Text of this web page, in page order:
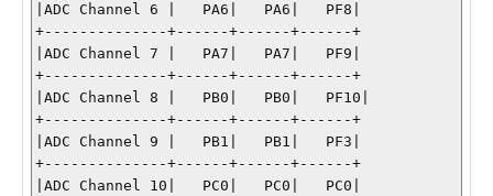
|ADC Channel 6 |   PA6|   PA6|   PF8|
+--------------+------+------+------+
|ADC Channel 7 |   PA7|   PA7|   PF9|
+--------------+------+------+------+
|ADC Channel 8 |   PB0|   PB0|   PF10|
+--------------+------+------+------+
|ADC Channel 9 |   PB1|   PB1|   PF3|
+--------------+------+------+------+
|ADC Channel 10|   PC0|   PC0|   PC0|